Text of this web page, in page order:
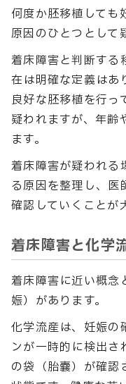
何度か胚移植しても
原因のひとつとして
着床障害と判断する
在は明確な定義はあ
良好な胚移植を行っ
疑われますが、年齢
ます。
着床障害が疑われる
る原因を整理し、医
確認していくことが
着床障害と化学
着床障害に近い概念
娠）があります。
化学流産は、妊娠の
ンが一時的に検出さ
の袋（胎嚢）が確認